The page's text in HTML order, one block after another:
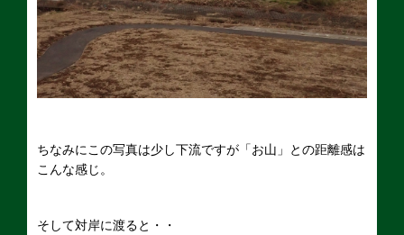
ちなみにこの写真は少し下流ですが「お山」との距離感は
こんな感じ。
そして対岸に渡ると・・